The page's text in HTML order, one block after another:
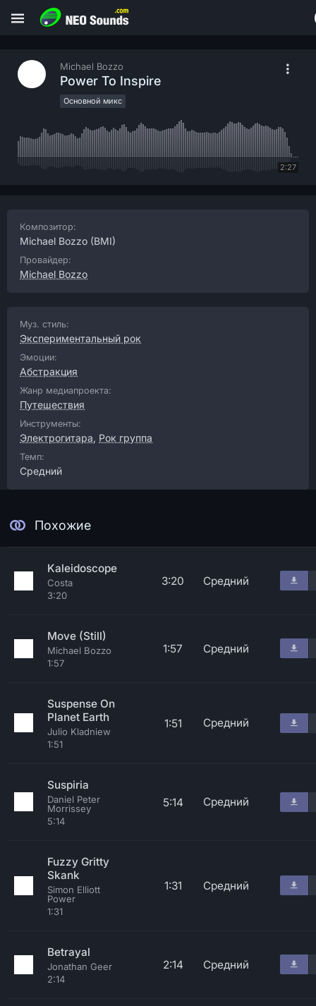
Michael Bozzo
Power To Inspire
Основной микс
2:27
Композитор:
Michael Bozzo (BMI)
Провайдер:
Michael Bozzo
Муз. стиль:
Экспериментальный рок
Эмоции:
Абстракция
Жанр медиапроекта:
Путешествия
Инструменты:
Электрогитара, Рок группа
Темп:
Средний
Похожие
Kaleidoscope
Costa
3:20
3:20 Средний
Move (Still)
Michael Bozzo
1:57
1:57 Средний
Suspense On
Planet Earth
Julio Kladniew
1:51
1:51 Средний
Suspiria
Daniel Peter
Morrissey
5:14
5:14 Средний
Fuzzy Gritty
Skank
Simon Elliott
Power
1:31
1:31 Средний
Betrayal
Jonathan Geer
2:14
2:14 Средний